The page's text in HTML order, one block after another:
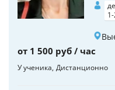
от 1 500 руб / час
У ученика Дистанционно